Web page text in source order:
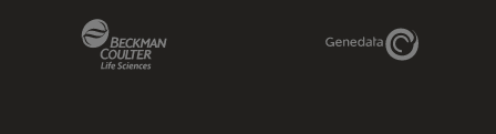
Genedata Link